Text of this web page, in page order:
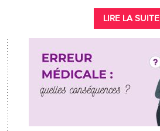
LIRE LA SUITE